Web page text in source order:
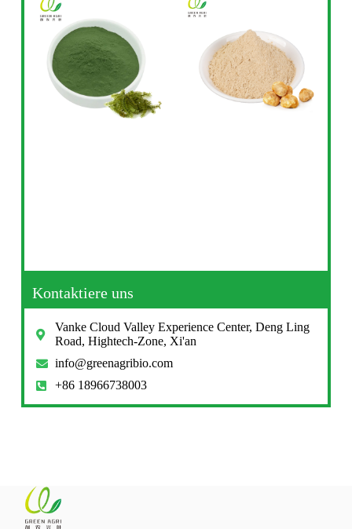
Kontaktiere uns
Vanke Cloud Valley Experience Center, Deng Ling
Road, Hightech-Zone, Xi'an
info@greenagribio.com
+86 18966738003